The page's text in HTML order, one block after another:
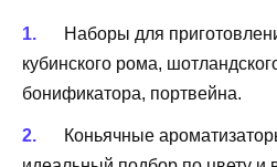
Наборы для
кубинского рома,
бонификатора, портвейна.
Коньячные